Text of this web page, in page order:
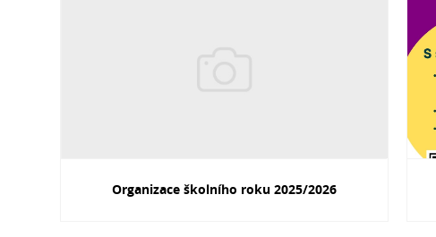
Organizace školního roku 2025/2026